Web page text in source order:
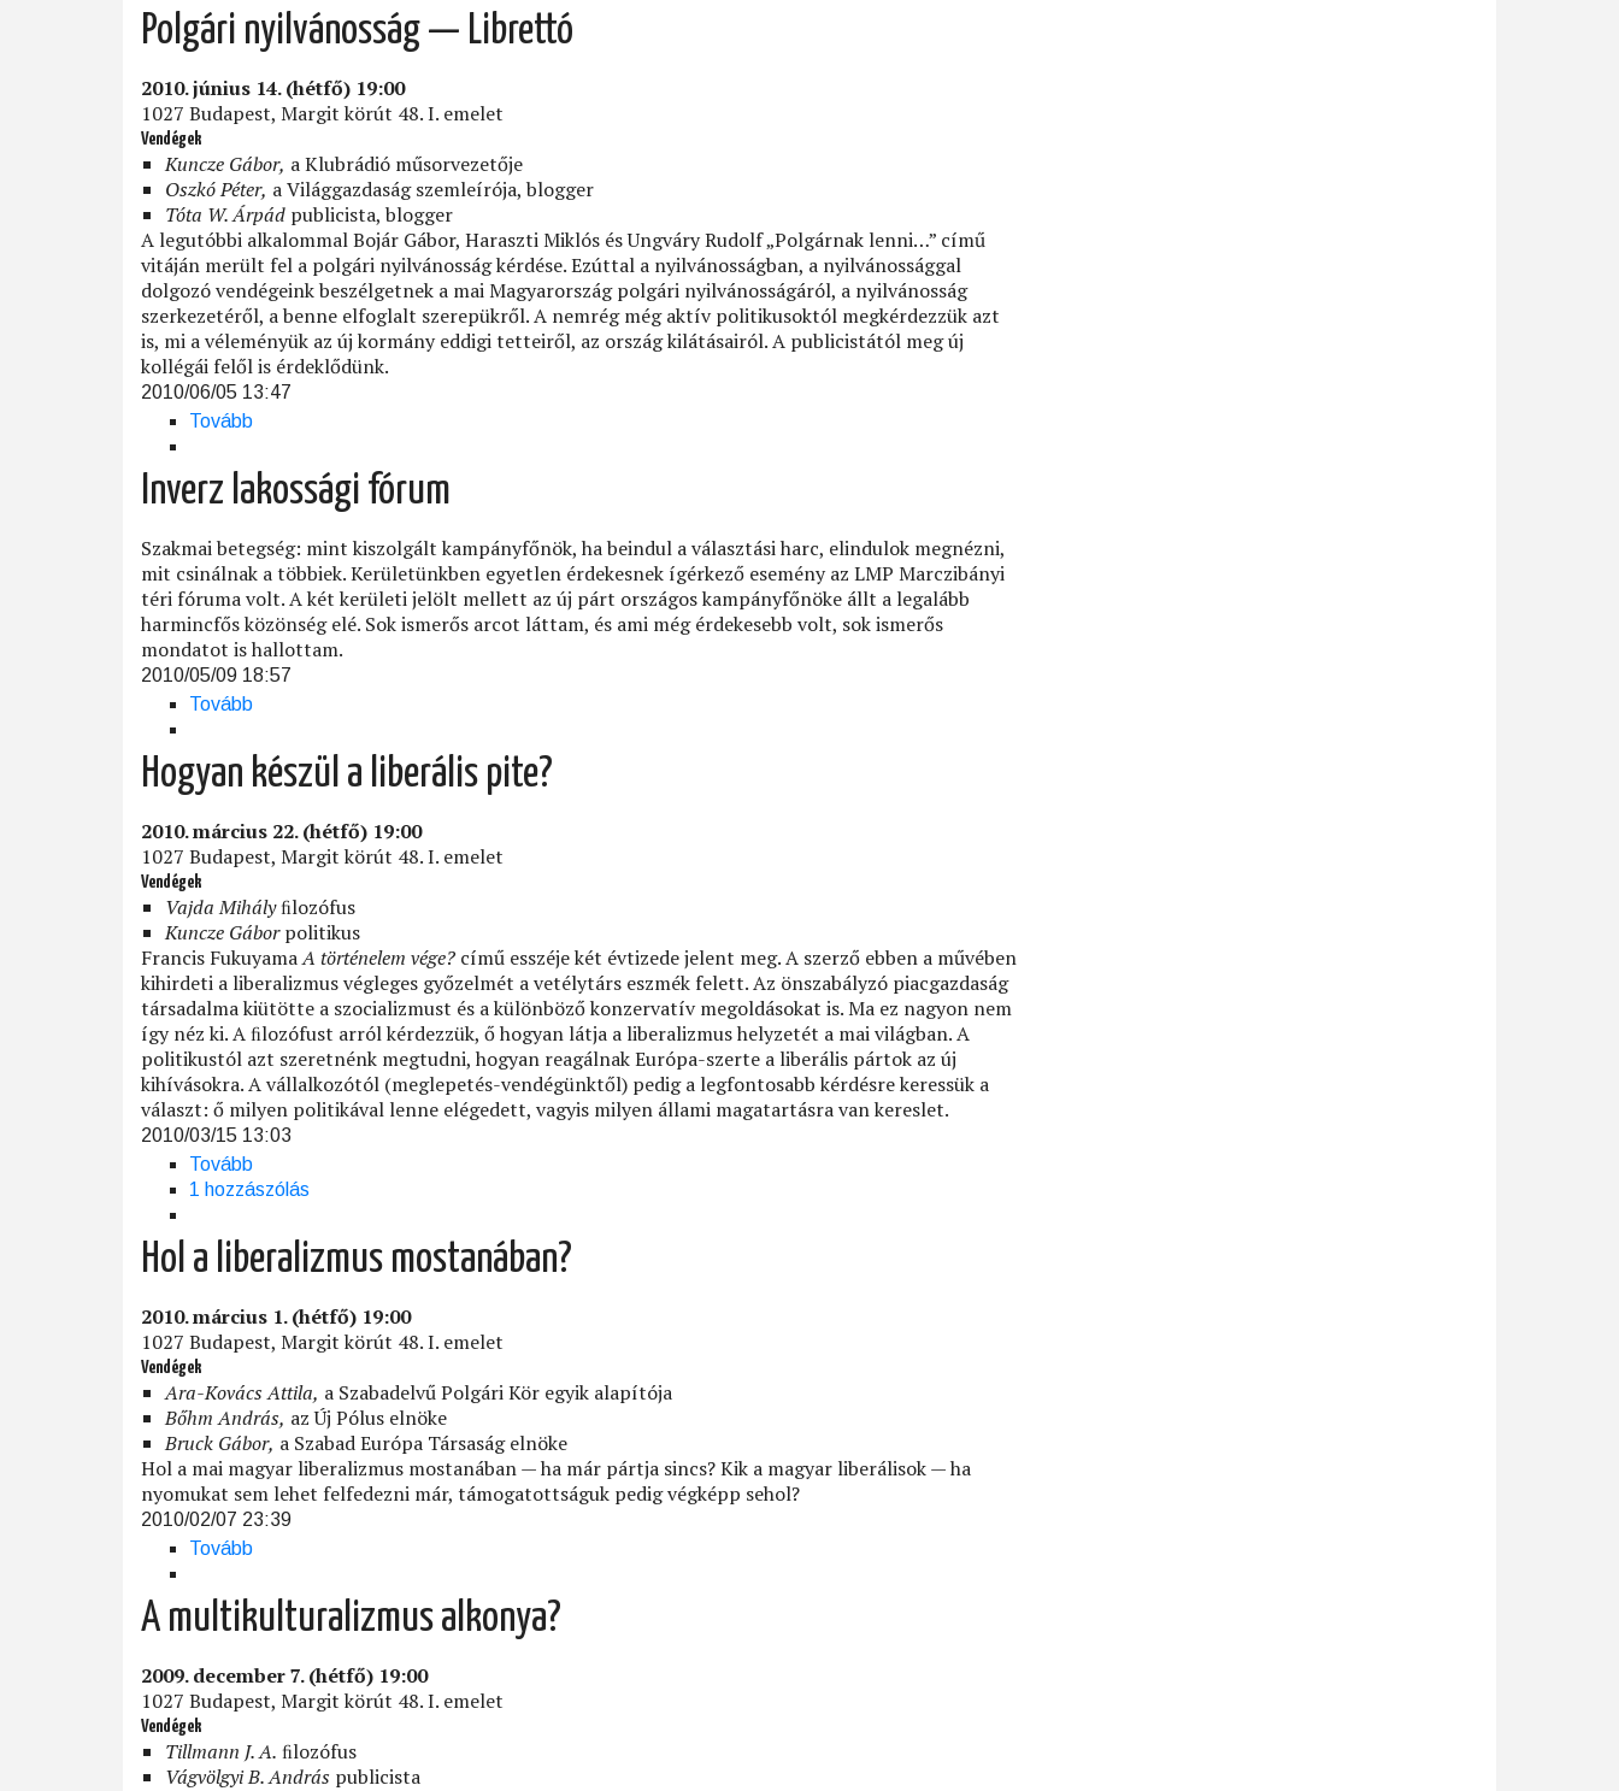
vannak!)
Polgári nyilvánosság — Librettó
2010. június 14. (hétfő) 19:00
1027 Budapest, Margit körút 48. I. emelet
Vendégek
Kuncze Gábor, a Klubrádió műsorvezetője
Oszkó Péter, a Világgazdaság szemleírója, blogger
Tóta W. Árpád publicista, blogger
A legutóbbi alkalommal Bojár Gábor, Haraszti Miklós és Ungváry Rudolf „Polgárnak lenni…” című
vitáján merült fel a polgári nyilvánosság kérdése. Ezúttal a nyilvánosságban, a nyilvánossággal
dolgozó vendégeink beszélgetnek a mai Magyarország polgári nyilvánosságáról, a nyilvánosság
szerkezetéről, a benne elfoglalt szerepükről. A nemrég még aktív politikusoktól megkérdezzük azt
is, mi a véleményük az új kormány eddigi tetteiről, az ország kilátásairól. A publicistától meg új
kollégái felől is érdeklődünk.
2010/06/05 13:47
Tovább
—
Librettó)
Inverz lakossági fórum
Szakmai betegség: mint kiszolgált kampányfőnök, ha beindul a választási harc, elindulok megnézni,
mit csinálnak a többiek. Kerületünkben egyetlen érdekesnek ígérkező esemény az LMP Marczibányi
téri fóruma volt. A két kerületi jelölt mellett az új párt országos kampányfőnöke állt a legalább
harmincfős közönség elé. Sok ismerős arcot láttam, és ami még érdekesebb volt, sok ismerős
mondatot is hallottam.
2010/05/09 18:57
Tovább
fórum)
Hogyan készül a liberális pite?
2010. március 22. (hétfő) 19:00
1027 Budapest, Margit körút 48. I. emelet
Vendégek
Vajda Mihályﬁlozófus
Kuncze Gáborpolitikus
Francis FukuyamaA történelem vége? című esszéje két évtizede jelent meg. A szerző ebben a művében
kihirdeti a liberalizmus végleges győzelmét a vetélytárs eszmék felett. Az önszabályzó piacgazdaság
társadalma kiütötte a szocializmust és a különböző konzervatív megoldásokat is. Ma ez nagyon nem
így néz ki. A ﬁlozófust arról kérdezzük, ő hogyan látja a liberalizmus helyzetét a mai világban. A
politikustól azt szeretnénk megtudni, hogyan reagálnak Európa-szerte a liberális pártok az új
kihívásokra. A vállalkozótól (meglepetés-vendégünktől) pedig a legfontosabb kérdésre keressük a
választ: ő milyen politikával lenne elégedett, vagyis milyen állami magatartásra van kereslet.
2010/03/15 13:03
Tovább
készül
liberális
pite?)
1 hozzászólás
Hol a liberalizmus mostanában?
2010. március 1. (hétfő) 19:00
1027 Budapest, Margit körút 48. I. emelet
Vendégek
Ara-Kovács Attila, a Szabadelvű Polgári Kör egyik alapítója
Bőhm András, az Új Pólus elnöke
Bruck Gábor, a Szabad Európa Társaság elnöke
Hol a mai magyar liberalizmus mostanában — ha már pártja sincs? Kik a magyar liberálisok — ha
nyomukat sem lehet felfedezni már, támogatottságuk pedig végképp sehol?
2010/02/07 23:39
Tovább
liberalizmus
mostanában?)
A multikulturalizmus alkonya?
2009. december 7. (hétfő) 19:00
1027 Budapest, Margit körút 48. I. emelet
Vendégek
Tillmann J. A. ﬁlozófus
Vágvölgyi B. András publicista